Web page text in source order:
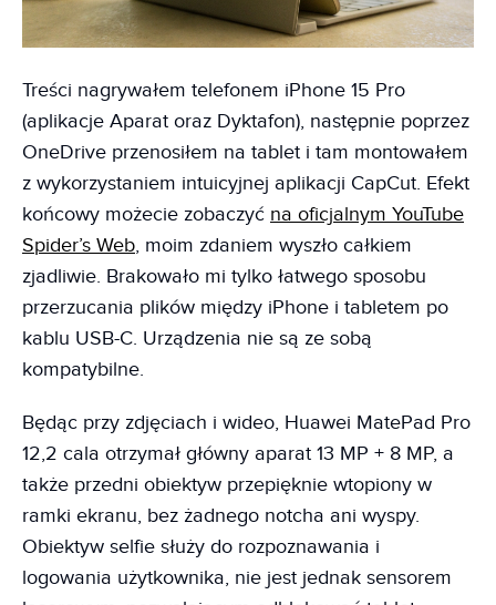
Treści nagrywałem telefonem iPhone 15 Pro
(aplikacje Aparat oraz Dyktafon), następnie poprzez
OneDrive przenosiłem na tablet i tam montowałem
z wykorzystaniem intuicyjnej aplikacji CapCut. Efekt
końcowy możecie zobaczyć na oficjalnym YouTube
Spider’s Web, moim zdaniem wyszło całkiem
zjadliwie. Brakowało mi tylko łatwego sposobu
przerzucania plików między iPhone i tabletem po
kablu USB-C. Urządzenia nie są ze sobą
kompatybilne.
Będąc przy zdjęciach i wideo, Huawei MatePad Pro
12,2 cala otrzymał główny aparat 13 MP + 8 MP, a
także przedni obiektyw przepięknie wtopiony w
ramki ekranu, bez żadnego notcha ani wyspy.
Obiektyw selfie służy do rozpoznawania i
logowania użytkownika, nie jest jednak sensorem